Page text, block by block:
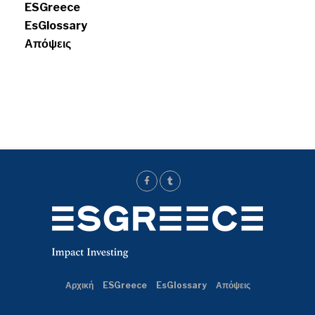
ESGreece
EsGlossary
Απόψεις
Αρχική ESGreece EsGlossary Απόψεις